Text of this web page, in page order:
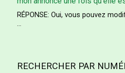
RÉPONSE: Oui, vous pouvez
...
RECHERCHER PAR